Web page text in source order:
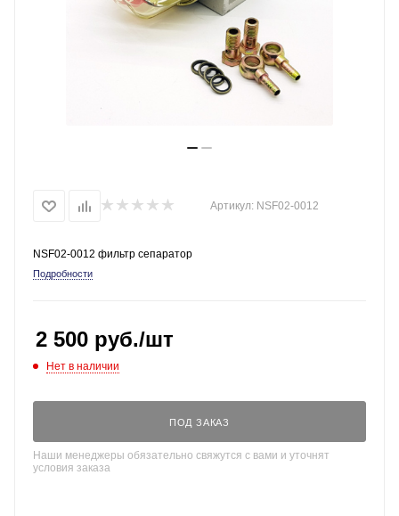
Артикул: NSF02-0012
NSF02-0012 фильтр сепаратор
Подробности
2 500 руб./шт
Нет в наличии
ПОД ЗАКАЗ
Наши менеджеры обязательно свяжутся с вами и уточнят
условия заказа